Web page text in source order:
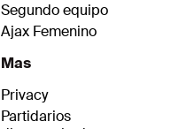
Segundo equipo
Ajax Femenino
Mas
Privacy
Partidarios